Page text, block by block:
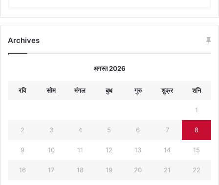
Archives
अगस्त 2026
रवि सोम मंगल बुध गुरु शुक्र शनि
1
2 3 4 5 6 7 8
9 10 11 12 13 14 15
16 17 18 19 20 21 22